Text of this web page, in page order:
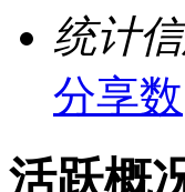
统计
分享数
活跃概